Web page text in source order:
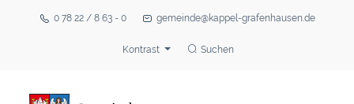
0 78 22 / 8 63 - 0 gemeinde@kappel-grafenhausen.de
Kontrast Suchen